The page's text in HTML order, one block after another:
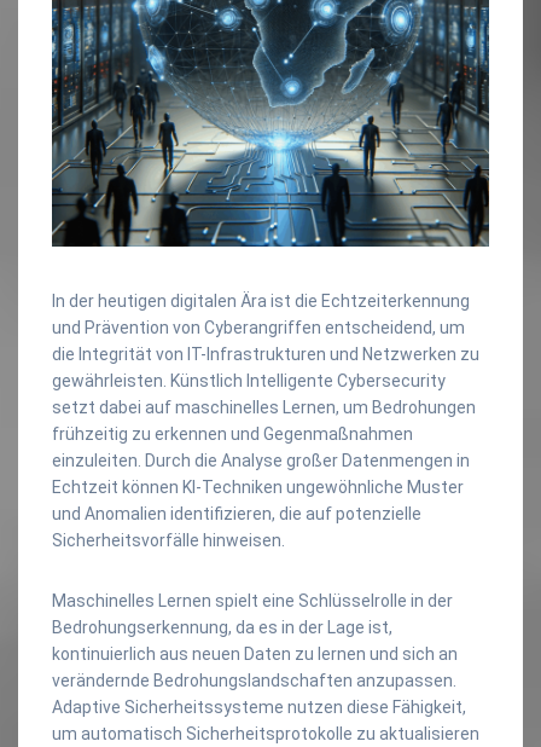
In der heutigen digitalen Ära ist die Echtzeiterkennung
und Prävention von Cyberangriffen entscheidend, um
die Integrität von IT-Infrastrukturen und Netzwerken zu
gewährleisten. Künstlich Intelligente Cybersecurity
setzt dabei auf maschinelles Lernen, um Bedrohungen
frühzeitig zu erkennen und Gegenmaßnahmen
einzuleiten. Durch die Analyse großer Datenmengen in
Echtzeit können KI-Techniken ungewöhnliche Muster
und Anomalien identifizieren, die auf potenzielle
Sicherheitsvorfälle hinweisen.
Maschinelles Lernen spielt eine Schlüsselrolle in der
Bedrohungserkennung, da es in der Lage ist,
kontinuierlich aus neuen Daten zu lernen und sich an
verändernde Bedrohungslandschaften anzupassen.
Adaptive Sicherheitssysteme nutzen diese Fähigkeit,
um automatisch Sicherheitsprotokolle zu aktualisieren